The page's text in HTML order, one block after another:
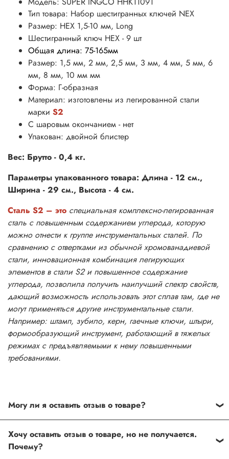
Тип товара: Набор шестигранных ключей NEX
Размер: HEX 1,5-10 мм, Long
Шестигранный ключ HEX - 9 шт
Общая длина: 75-165мм
Размер: 1,5 мм, 2 мм, 2,5 мм, 3 мм, 4 мм, 5 мм, 6
мм, 8 мм, 10 мм мм
Форма: Г-образная
Материал: изготовлены из легированной стали
марки S2
С шаровым окончанием - нет
Упакован: двойной блистер
Вес: Брутто - 0,4 кг.
Параметры упакованного товара: Длина - 12 см.,
Ширина - 29 см., Высота - 4 см.
Сталь S2 – это специальная комплексно-легированная
сталь с повышенным содержанием углерода, которую
можно отнести к группе инструментальных сталей. По
сравнению с отвертками из обычной хромованадиевой
стали, инновационная комбинация легирующих
элементов в стали S2 и повышенное содержание
углерода, позволила получить наилучший спектр свойств,
дающий возможность использовать этот сплав там, где не
могут применяться другие инструментальные стали.
Например: штамп, зубило, керн, гаечные ключи, штыри,
формообразующий инструмент, работающий в тяжелых
режимах с предъявляемыми к нему повышенными
требованиями.
Могу ли я оставить отзыв о товаре?
специальное поле, где Вы можете оставить свой отзыв.
Также Вы можете присвоить товару от одной до пяти
Хочу оставить отзыв о товаре, но не получается.
Почему?